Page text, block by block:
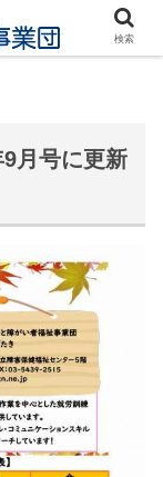
9月号に更新
検索